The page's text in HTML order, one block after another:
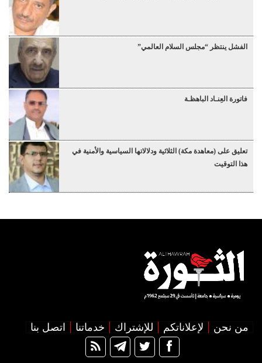
الفشل ينتظر “مجلس السلام العالمي”
فاتورة العِنـاد الباهظـة
تعليق على (معاهدة مكة) الثلاثية ودلالاتها السياسية والأمنية في
هذا التوقيت
من نحن لإعلاناتكم للإشتراك خدماتنا اتصل بنا